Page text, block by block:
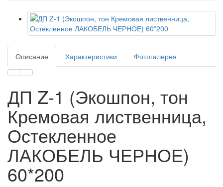
Описание Характеристики Фотогалерея
ДП Z-1 (Экошпон, тон
Кремовая лиственница,
Остекленное
ЛАКОБЕЛЬ ЧЕРНОЕ)
60*200